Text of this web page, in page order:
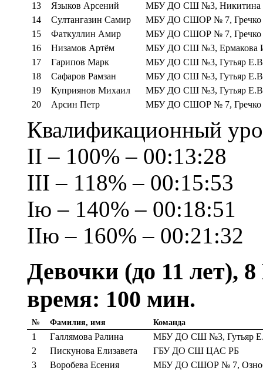
13
Языков Арсений
МБУ ДО СШ №3, Никитина
14
Султангазин Самир
МБУ ДО СШОР № 7,
15
Фаткуллин Амир
МБУ ДО СШОР № 7,
16
Низамов Артём
МБУ ДО СШ №3, Ермакова
17
Гарипов Марк
МБУ ДО СШ №3, Гутьяр
18
Сафаров Рамзан
МБУ ДО СШ №3, Гутьяр
19
Куприянов Михаил
МБУ ДО СШ №3, Гутьяр
20
Арсин Петр МБУ ДО СШОР № 7,
Квалификационный
II – 100% – 00:13:28
III – 118% – 00:15:53
Iю – 140% – 00:18:51
IIю – 160% – 00:21:32
Девочки (до 11 лет),
время: 100 мин.
№ Фамилия, имя Команда
1 Галлямова Ралина
МБУ ДО СШ №3, Гутьяр
2
Пискунова Елизавета
ГБУ ДО СШ ЦАС РБ
3
Воробева Есения
МБУ ДО СШОР № 7,